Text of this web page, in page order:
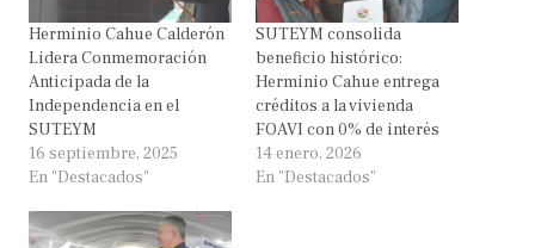
Herminio Cahue Calderón
Lidera Conmemoración
Anticipada de la
Independencia en el
SUTEYM
16 septiembre, 2025
En "Destacados"
SUTEYM consolida
beneficio histórico:
Herminio Cahue entrega
créditos a la vivienda
FOAVI con 0% de interés
14 enero, 2026
En "Destacados"